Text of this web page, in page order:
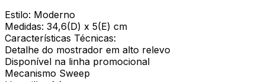
Estilo: Moderno
Medidas: 34,6(D) x 5(E) cm
Características Técnicas:
Detalhe do mostrador em alto relevo
Disponível na linha promocional
Mecanismo Sweep